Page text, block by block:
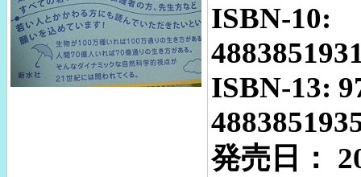
ISBN-10:
ISBN-13:
発売日：